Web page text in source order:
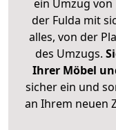
ein Umzug
der Fulda mit
alles, von der
des Umzugs.
Ihrer Möbel
sicher ein und
an Ihrem neuen